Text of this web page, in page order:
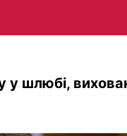
у шлюбі,